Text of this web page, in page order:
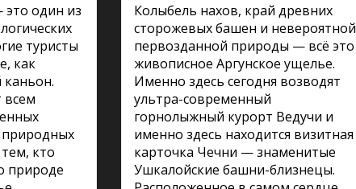
один из
туристы
как
всем
кто
природе
Колыбель нахов, край древних
сторожевых башен и невероятной
первозданной природы — всё это
живописное Аргунское ущелье.
Именно здесь сегодня возводят
ультра-современный
горнолыжный курорт Ведучи и
именно здесь находится визитная
карточка Чечни — знаменитые
Ушкалойские башни-близнецы.